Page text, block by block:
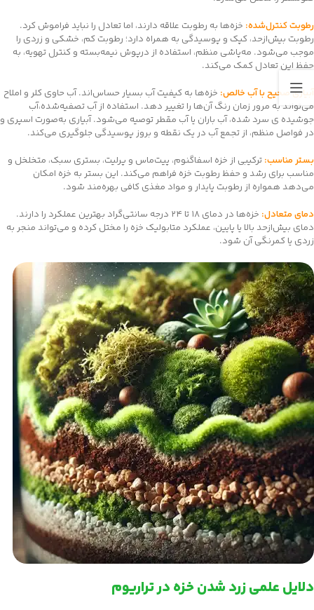
رطوبت کنترل‌شده: خزه‌ها به رطوبت علاقه دارند، اما تعادل را نباید فراموش کرد.
رطوبت بیش‌ازحد، کپک و پوسیدگی به همراه دارد؛ رطوبت کم، خشکی و زردی را
موجب می‌شود. مه‌پاشی منظم، استفاده از درپوش نیمه‌بسته و کنترل تهویه، به
حفظ این تعادل کمک می‌کند.
آبیاری صحیح با آب خالص: خزه‌ها به کیفیت آب بسیار حساس‌اند. آب حاوی کلر و املاح
می‌تواند به مرور زمان رنگ آن‌ها را تغییر دهد. استفاده از آب تصفیه‌شده،آب
جوشیده ی سرد شده، آب باران یا آب مقطر توصیه می‌شود. آبیاری به‌صورت اسپری و
در فواصل منظم، از تجمع آب در یک نقطه و بروز پوسیدگی جلوگیری می‌کند.
بستر مناسب: ترکیبی از خزه اسفاگنوم، پیت‌ماس و پرلیت، بستری سبک، متخلخل و
مناسب برای رشد و حفظ رطوبت خزه فراهم می‌کند. این بستر به خزه امکان
می‌دهد همواره از رطوبت پایدار و مواد مغذی کافی بهره‌مند شود.
دمای متعادل:
خزه‌ها در دمای ۱۸ تا ۲۴ درجه سانتی‌گراد بهترین عملکرد را دارند.
دمای بیش‌ازحد بالا یا پایین، عملکرد متابولیک خزه را مختل کرده و می‌تواند منجر به
زردی یا کمرنگی آن شود.
دلایل علمی زرد شدن خزه در تراریوم